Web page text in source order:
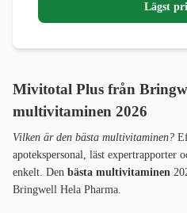
Lägst
Mivitotal Plus från
multivitaminen 2026
Vilken är den bästa multivitaminen?
apotekspersonal, läst expertrapporter
enkelt. Den bästa multivitaminen
Bringwell Hela Pharma.